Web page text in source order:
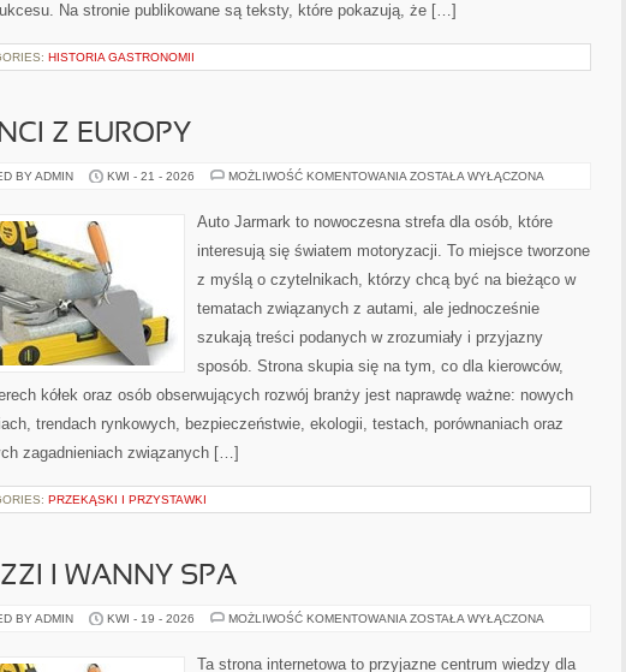
Na stronie publikowane są teksty, które pokazują, że […]
HISTORIA GASTRONOMII
Z EUROPY
BY ADMIN KWI - 21 - 2026 MOŻLIWOŚĆ KOMENTOWANIA GIGANCI
ZOSTAŁA WYŁĄCZONA
Auto Jarmark to nowoczesna strefa dla osób, które
interesują się światem motoryzacji. To miejsce tworzone
z myślą o czytelnikach, którzy chcą być na bieżąco w
tematach związanych z autami, ale jednocześnie
szukają treści podanych w zrozumiały i przyjazny
sposób. Strona skupia się na tym, co dla kierowców,
kółek oraz osób obserwujących rozwój branży jest naprawdę ważne: nowych
trendach rynkowych, bezpieczeństwie, ekologii, testach, porównaniach oraz
zagadnieniach związanych […]
PRZEKĄSKI I PRZYSTAWKI
I WANNY SPA
BY ADMIN KWI - 19 - 2026 MOŻLIWOŚĆ KOMENTOWANIA JACUZZI
ZOSTAŁA WYŁĄCZONA
Ta strona internetowa to przyjazne centrum wiedzy dla